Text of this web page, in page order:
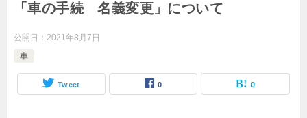
「車の手続 名義変更」について
公開日： 2021年8月7日
車
Tweet 0 0